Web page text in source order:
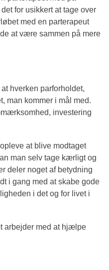
for usikkert at tage over
med en parterapeut
at være sammen på mere
hverken parforholdet,
man kommer i mål med.
investering
at blive modtaget
man selv tage kærligt og
deler noget af betydning
i gang med at skabe gode
i det og for livet i
arbejder med at hjælpe